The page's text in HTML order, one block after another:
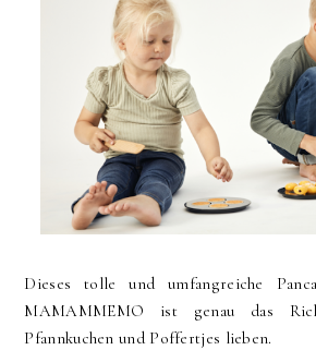
Dieses tolle und umfangreiche
MAMAMMEMO ist genau das
Pfannkuchen und Poffertjes lieben.